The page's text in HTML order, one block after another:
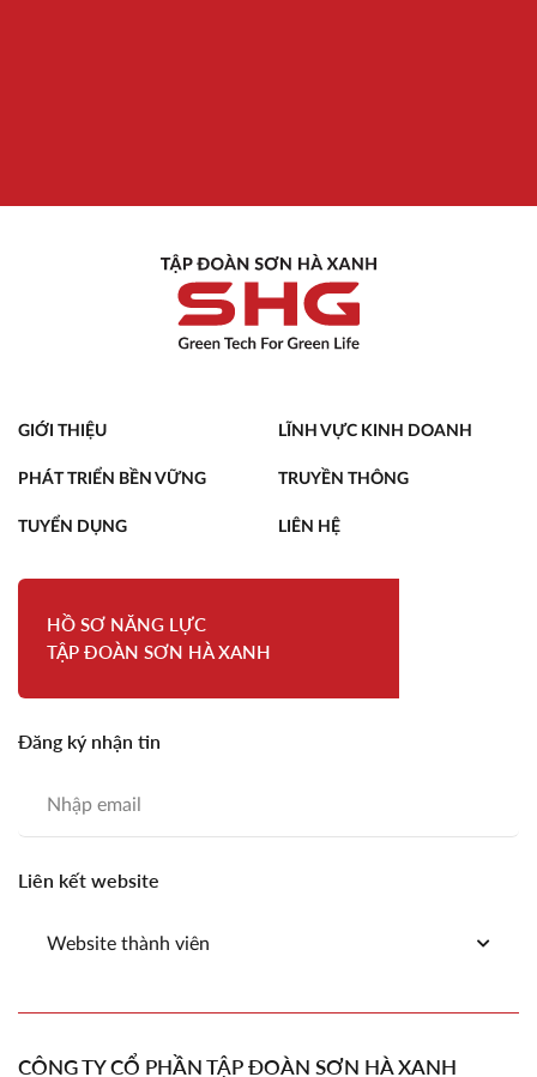
GIỚI THIỆU LĨNH VỰC KINH DOANH
PHÁT TRIỂN BỀN VỮNG TRUYỀN THÔNG
TUYỂN DỤNG LIÊN HỆ
HỒ SƠ NĂNG LỰC
TẬP ĐOÀN SƠN HÀ XANH
Đăng ký nhận tin
Liên kết website
Website thành viên
CÔNG TY CỔ PHẦN TẬP ĐOÀN SƠN HÀ XANH